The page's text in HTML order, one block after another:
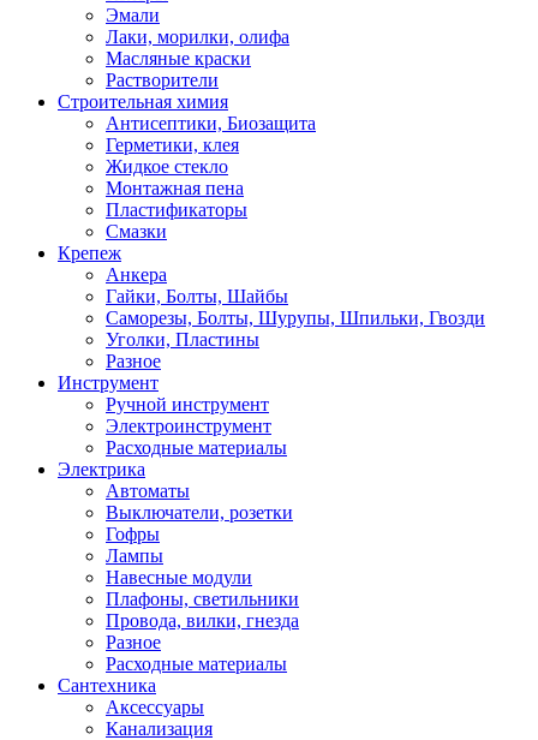
Эмали
Лаки, морилки, олифа
Масляные краски
Растворители
Строительная химия
Антисептики, Биозащита
Герметики, клея
Жидкое стекло
Монтажная пена
Пластификаторы
Смазки
Крепеж
Анкера
Гайки, Болты, Шайбы
Саморезы, Болты, Шурупы, Шпильки, Гвозди
Уголки, Пластины
Разное
Инструмент
Ручной инструмент
Электроинструмент
Расходные материалы
Электрика
Автоматы
Выключатели, розетки
Гофры
Лампы
Навесные модули
Плафоны, светильники
Провода, вилки, гнезда
Разное
Расходные материалы
Сантехника
Аксессуары
Канализация